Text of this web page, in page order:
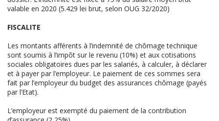
valable en 2020 (5.429 lei brut, selon OUG 32/2020)
FISCALITE
Les montants afférents à l’indemnité de chômage technique
sont soumis à l’impôt sur le revenu (10%) et aux cotisations
sociales obligatoires dues par les salariés, à calculer, à déclarer
et à payer par l’employeur. Le paiement de ces sommes sera
fait par l’employeur du budget des assurances chômage (payés
par l’Etat).
L’employeur est exempté du paiement de la contribution